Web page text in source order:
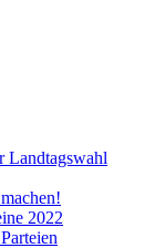
Landtagswahl
2022